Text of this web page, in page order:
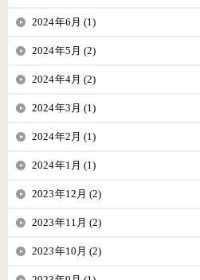
2024年6月 (1)
2024年5月 (2)
2024年4月 (2)
2024年3月 (1)
2024年2月 (1)
2024年1月 (1)
2023年12月 (2)
2023年11月 (2)
2023年10月 (2)